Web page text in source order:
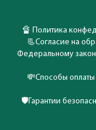
🔏 Политика
📃Согласие на
Федеральному
💸Способы оплаты
🛡️Гарантии